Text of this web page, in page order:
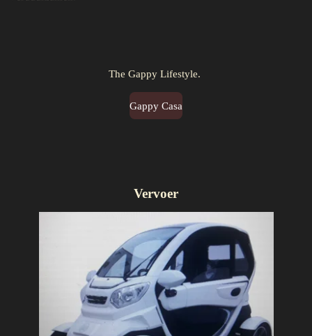
The Gappy Lifestyle.
Gappy Casa
Vervoer